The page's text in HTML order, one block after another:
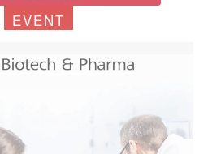
EVENT